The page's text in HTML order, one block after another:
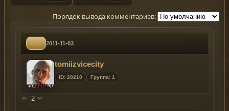
Порядок вывода комментариев:
#17 2011-11-03
tomiizvicecity
ID: 20210 Группа: 1
-2